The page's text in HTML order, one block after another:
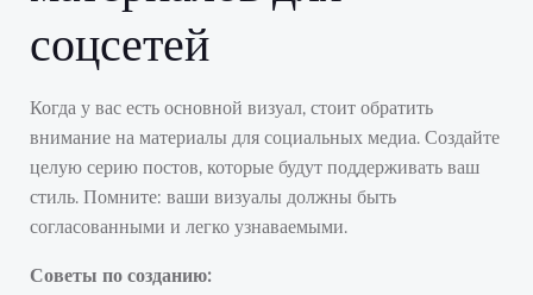
соцсетей
Когда у вас есть основной визуал, стоит обратить
внимание на материалы для социальных медиа. Создайте
целую серию постов, которые будут поддерживать ваш
стиль. Помните: ваши визуалы должны быть
согласованными и легко узнаваемыми.
Советы по созданию: